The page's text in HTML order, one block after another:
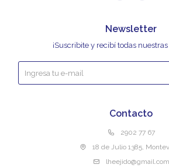
Contacto
2902 77 67
18 de Julio 1385,
lheejido@gmail.com
Newsletter
¡Suscribite y recibí todas